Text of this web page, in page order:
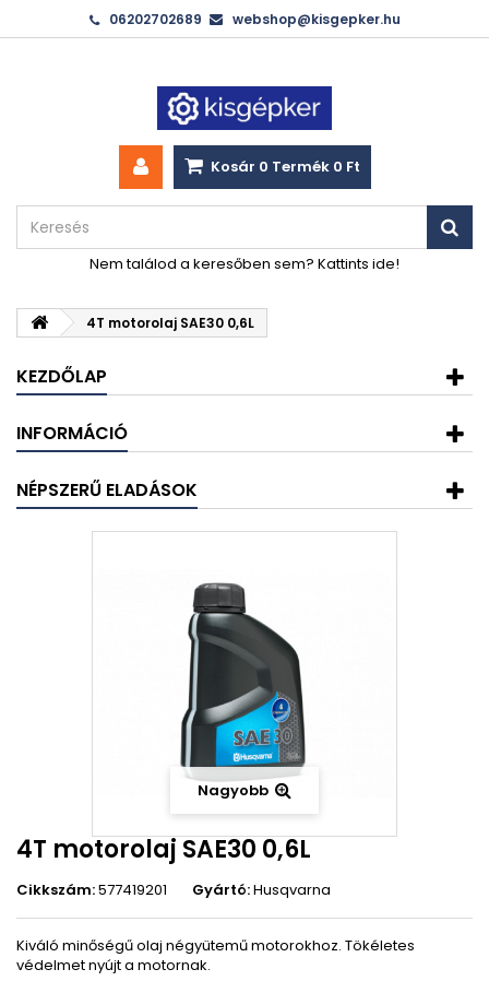
06202702689 webshop@kisgepker.hu
Kosár 0 Termék 0 Ft‎
Nem találod a keresőben sem? Kattints ide!
4T motorolaj SAE30 0,6L
KEZDŐLAP
INFORMÁCIÓ
NÉPSZERŰ ELADÁSOK
Nagyobb
4T motorolaj SAE30 0,6L
Cikkszám:577419201 Gyártó:Husqvarna
Kiváló minőségű olaj négyütemű motorokhoz. Tökéletes
védelmet nyújt a motornak.